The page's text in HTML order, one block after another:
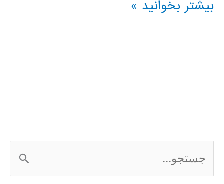
آموزش
پایگاه
بیشتر بخوانید »
س